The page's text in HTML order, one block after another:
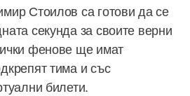
Стоилов са готови да се
секунда за своите верни
фенове ще имат
тима и със
билети.